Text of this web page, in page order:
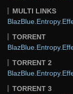
MULTI LINKS
TORRENT
TORRENT 2
TORRENT 3